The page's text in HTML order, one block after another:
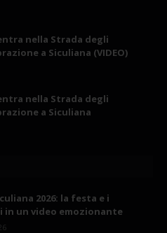
nella Strada degli
a Siculiana (VIDEO)
nella Strada degli
a Siculiana
2026: la festa e i
in un video emozionante